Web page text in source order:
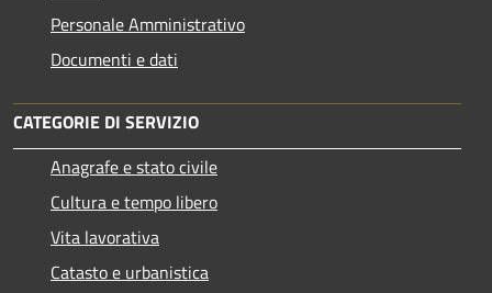
Personale Amministrativo
Documenti e dati
CATEGORIE DI SERVIZIO
Anagrafe e stato civile
Cultura e tempo libero
Vita lavorativa
Catasto e urbanistica